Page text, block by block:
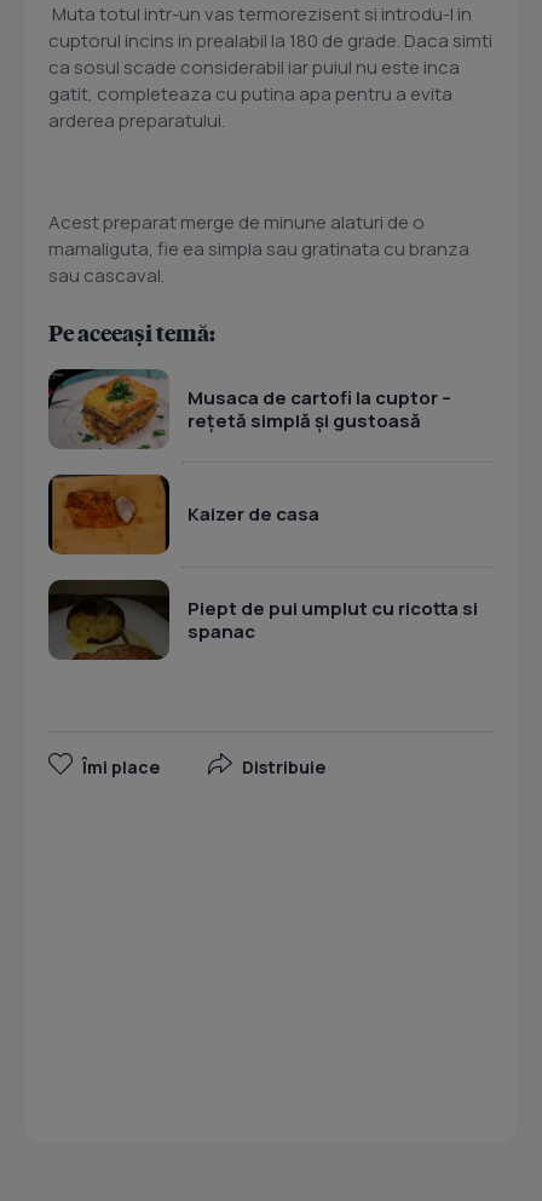
Muta totul intr-un vas termorezisent si introdu-l in
cuptorul incins in prealabil la 180 de grade. Daca simti
ca sosul scade considerabil iar puiul nu este inca
gatit, completeaza cu putina apa pentru a evita
arderea preparatului.
Acest preparat merge de minune alaturi de o
mamaliguta, fie ea simpla sau gratinata cu branza
sau cascaval.
Pe aceeași temă:
Musaca de cartofi la cuptor –
rețetă simplă și gustoasă
Kaizer de casa
Piept de pui umplut cu ricotta si
spanac
Îmi place Distribuie